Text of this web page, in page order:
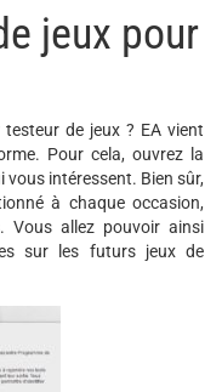
jeux pour
de jeux ? EA vient
Pour cela, ouvrez la
vous intéressent. Bien sûr,
à chaque occasion,
Vous allez pouvoir ainsi
sur les futurs jeux de